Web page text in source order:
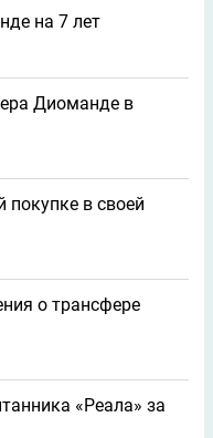
на 7 лет
Диоманде в
покупке в своей
о трансфере
«Реала» за